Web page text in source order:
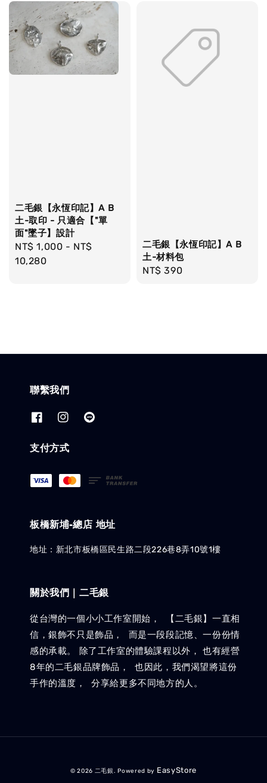
二毛銀【永恆印記】A B
土-取印 - 只適合【"單
面"墜子】設計
Regular
price
NT$ 1,000 - NT$
10,280
二毛銀【永恆印記】A B
土-材料包
Regular
NT$ 390
聯繫我們
支付方式
板橋新埔-總店 地址
地址：新北市板橋區民生路二段226巷8弄10號1樓
關於我們｜二毛銀
從台灣的一個小小工作室開始， 【二毛銀】一直相
信，銀飾不只是飾品， 而是一段段記憶、一份份情
感的承載。 除了工作室的體驗課程以外， 也有經營
8年的二毛銀品牌飾品， 也因此，我們渴望將這份
手作的溫度， 分享給更多不同地方的人。
© 2026 二毛銀. Powered by EasyStore